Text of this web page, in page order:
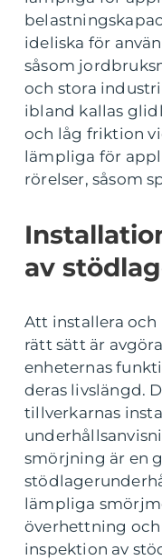
ideliska för
såsom
och stora
ibland kallas
och låg friktion
lämpliga för
rörelser, såsom
av
Att installera
rätt sätt är
enheternas
deras livslängd.
tillverkarnas
smörjning är en
lämpliga
överhettning
inspektion av